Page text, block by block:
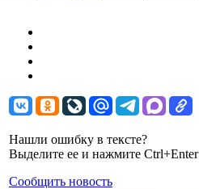
Нашли ошибку в тексте?
Выделите ее и нажмите Ctrl+Enter
Сообщить новость